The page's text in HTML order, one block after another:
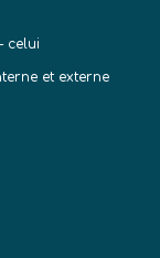
celui
et externe